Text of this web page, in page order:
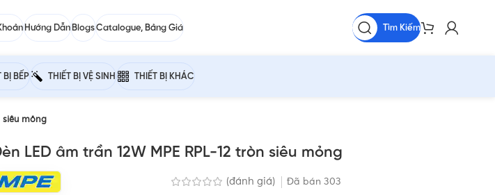
Hướng Dẫn BlogsCatalogue, Bảng Giá Tìm Kiếm
BỊ BẾP THIẾT BỊ VỆ SINH THIẾT BỊ KHÁC
siêu mỏng
LED âm trần 12W MPE RPL-12 tròn siêu mỏng
(đánh giá) Đã bán 303